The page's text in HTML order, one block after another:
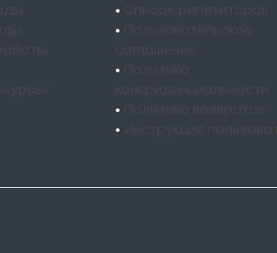
•
•
•
•
•